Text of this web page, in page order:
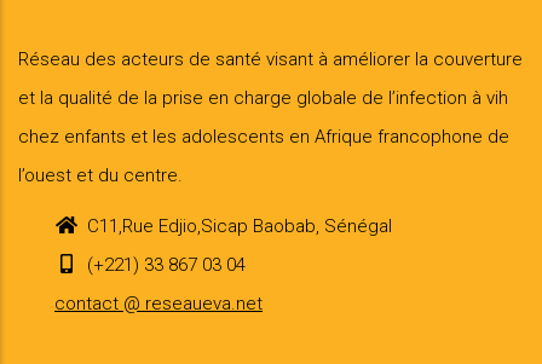
Réseau des acteurs de santé visant à améliorer la couverture
et la qualité de la prise en charge globale de l’infection à vih
chez enfants et les adolescents en Afrique francophone de
l’ouest et du centre.
C11,Rue Edjio,Sicap Baobab, Sénégal
(+221) 33 867 03 04
contact @ reseaueva.net